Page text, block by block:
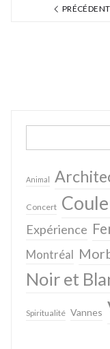
PRÉCÉDENT
Search
Animal
Concert
Expérience
Montréal
Noir et
Spiritualité Vannes